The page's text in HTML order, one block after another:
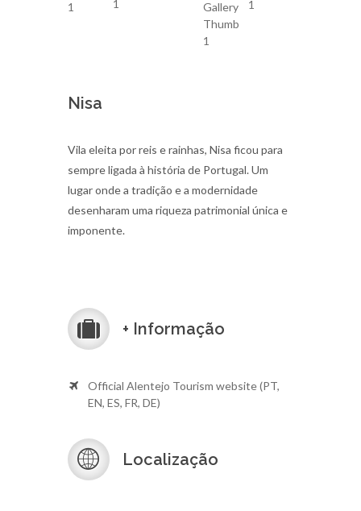
Nisa
Vila eleita por reis e rainhas, Nisa ficou para
sempre ligada à história de Portugal. Um
lugar onde a tradição e a modernidade
desenharam uma riqueza patrimonial única e
imponente.
+ Informação
Official Alentejo Tourism website (PT,
EN, ES, FR, DE)
Localização